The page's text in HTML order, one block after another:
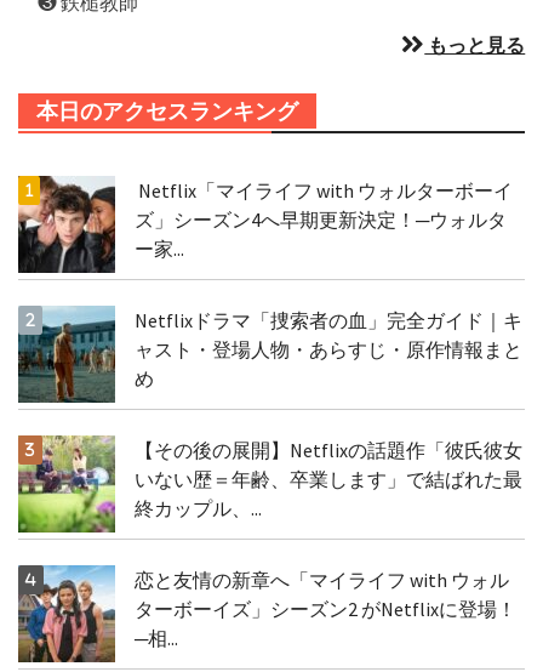
もっと見る
本日のアクセスランキング
Netflix「マイライフ with ウォルターボーイ
ズ」シーズン4へ早期更新決定！─ウォルタ
ー家...
Netflixドラマ「捜索者の血」完全ガイド｜キ
ャスト・登場人物・あらすじ・原作情報まと
め
【その後の展開】Netflixの話題作「彼氏彼女
いない歴＝年齢、卒業します」で結ばれた最
終カップル、...
恋と友情の新章へ「マイライフ with ウォル
ターボーイズ」シーズン2 がNetflixに登場！
─相...